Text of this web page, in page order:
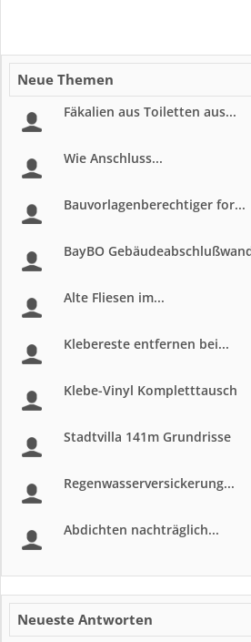
Neue Themen
Fäkalien aus Toiletten aus...
Wie Anschluss...
Bauvorlagenberechtiger for...
BayBO
Alte Fliesen im...
Klebereste entfernen bei...
Klebe-Vinyl Kompletttausch
Stadtvilla 141m Grundrisse
Regenwasserversickerung...
Abdichten nachträglich...
Neueste Antworten